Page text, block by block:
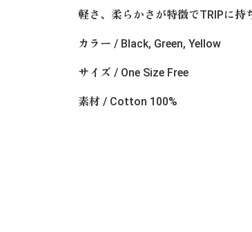
軽さ、柔らかさが特徴でTRIPに持
カラー / Black, Green, Yellow
サイズ / One Size Free
素材 / Cotton 100%